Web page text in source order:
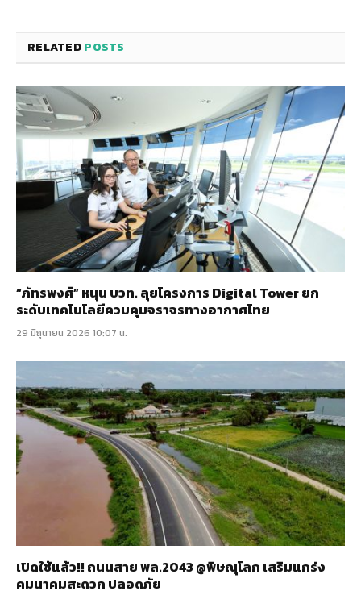
RELATEDPOSTS
“ภัทรพงศ์” หนุน บวท. ลุยโครงการ Digital Tower ยก
ระดับเทคโนโลยีควบคุมจราจรทางอากาศไทย
29 มิถุนายน 2026 10:07 น.
เปิดใช้แล้ว!! ถนนสาย พล.2043 @พิษณุโลก เสริมแกร่ง
คมนาคมสะดวก ปลอดภัย